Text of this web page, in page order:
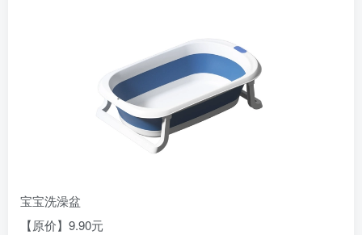
宝宝洗澡盆
【原价】9.90元